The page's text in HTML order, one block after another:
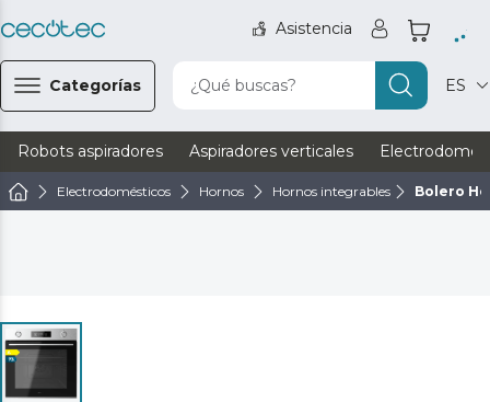
Asistencia
Categorías ¿Qué buscas? ES
Robots aspiradores Aspiradores verticales
Electrodomésticos Hornos Hornos integrables Bolero